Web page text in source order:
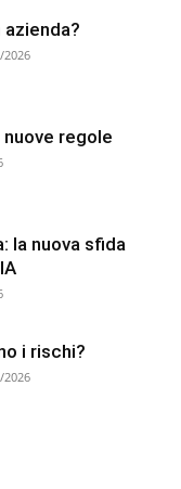
azienda?
2026
nuove regole
la nuova sfida
i rischi?
2026